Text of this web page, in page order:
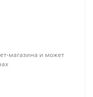
магазина и может